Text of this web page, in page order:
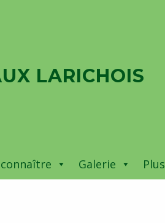
LARICHOIS
Galerie Plus